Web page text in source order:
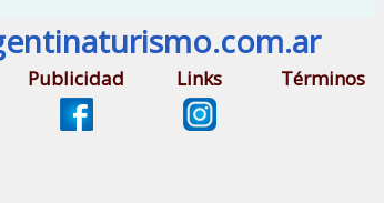
Publicidad Links Términos